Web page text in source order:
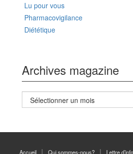
Lu pour vous
Pharmacovigilance
Diététique
Archives magazine
Archives
magazine
Accueil Qui sommes-nous? Lettre d’info